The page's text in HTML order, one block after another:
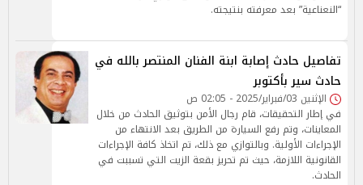
“النعناعية” بعد معرفته بنتيجته.
تفاصيل حادث إصابة ابنة الفنان المنتصر بالله في
حادث سير بأكتوبر
الإثنين 03/فبراير/2025 - 02:05 ص
في إطار التحقيقات، قام رجال الأمن بتوثيق الحادث من خلال
المعاينات، وتم رفع السيارة من الطريق بعد الانتهاء من
الإجراءات الأولية. وبالتوازي مع ذلك، تم اتخاذ كافة الإجراءات
القانونية اللازمة، حيث تم تحريز بقعة الزيت التي تسببت في
الحادث.